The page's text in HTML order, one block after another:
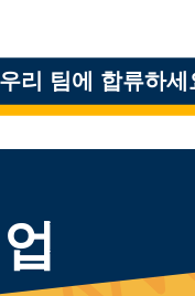
우리 팀에 합류하세